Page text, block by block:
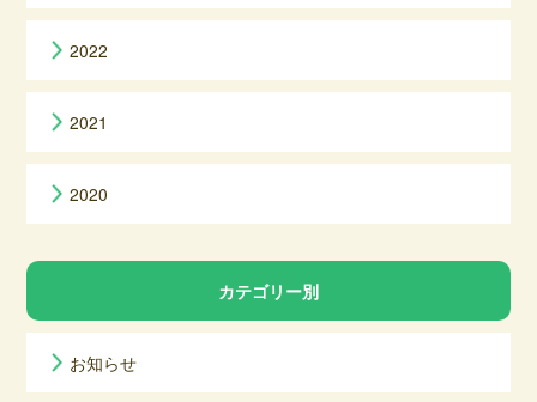
2022
2021
2020
カテゴリー別
お知らせ